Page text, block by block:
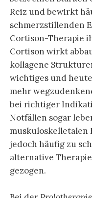
Reiz und bewirkt
schmerzstillenden
Cortison-Therapie
Cortison wirkt
kollagene
wichtiges und
mehr
bei richtiger
Notfällen sogar
jedoch häufig zu
alternative
gezogen.